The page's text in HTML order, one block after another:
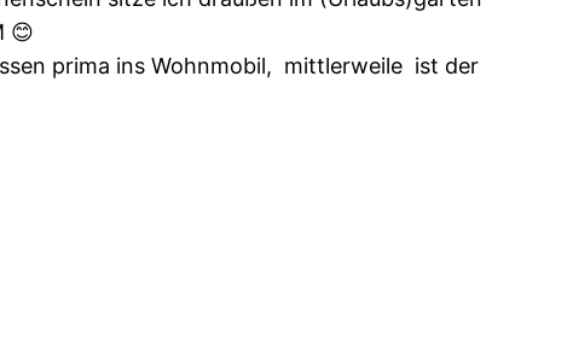
😊
prima ins Wohnmobil, mittlerweile ist der